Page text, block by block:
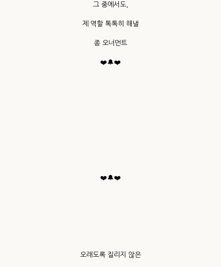
그 중에서도,
제 역할 톡톡히 해낼
종 오너먼트
❤️🔔❤️
❤️🔔❤️
오래도록 질리지 않은